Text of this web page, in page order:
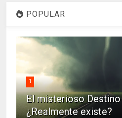
POPULAR
1
El misterioso Destino
¿Realmente existe?